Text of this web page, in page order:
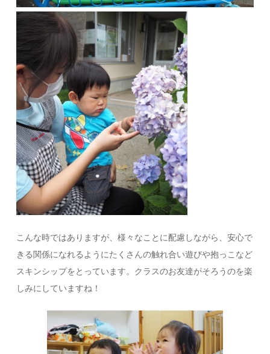
こんな時ではありますが、様々なことに配慮しながら、安心で
きる関係になれるようにたくさんの触れ合い遊びや抱っこなど
スキンシップをとっています。クラスのお友達がそろうのを楽
しみにしていますね！